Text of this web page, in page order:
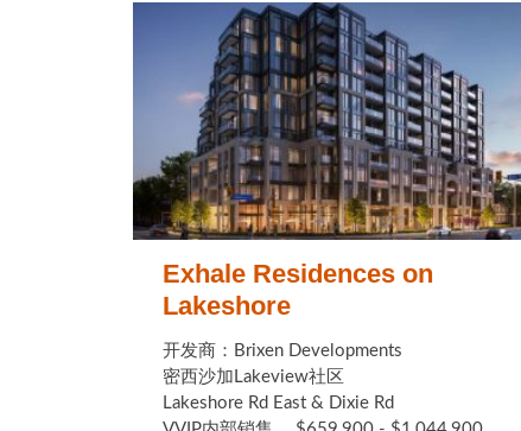
Exhale Residences on
Lakeshore
开发商：Brixen Developments
密西沙加Lakeview社区
Lakeshore Rd East & Dixie Rd